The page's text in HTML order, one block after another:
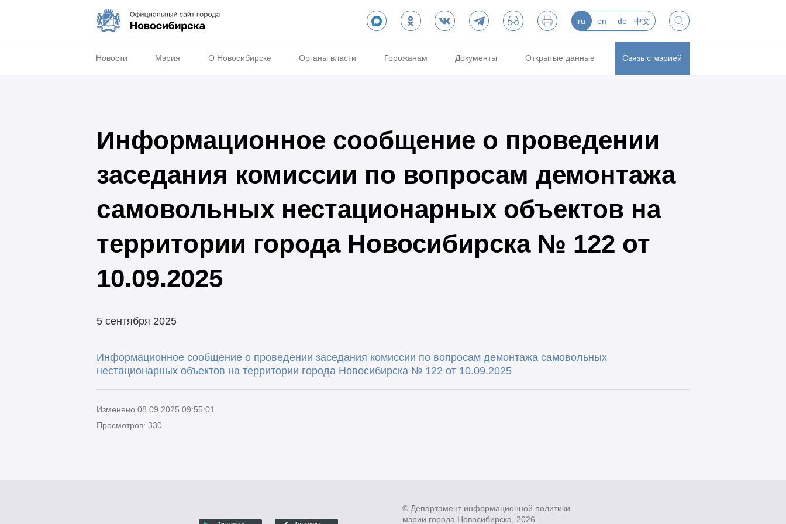
ru en de 中文
Новости Мэрия О Новосибирске Органы власти Горожанам Документы Открытые данные Связь с мэрией
Информационное сообщение о проведении
заседания комиссии по вопросам демонтажа
самовольных нестационарных объектов на
территории города Новосибирска № 122 от
10.09.2025
5 сентября 2025
Информационное сообщение о проведении заседания комиссии по вопросам демонтажа самовольных
нестационарных объектов на территории города Новосибирска № 122 от 10.09.2025
Изменено 08.09.2025 09:55:01
Просмотров: 330
© Департамент информационной политики
мэрии города Новосибирска, 2026